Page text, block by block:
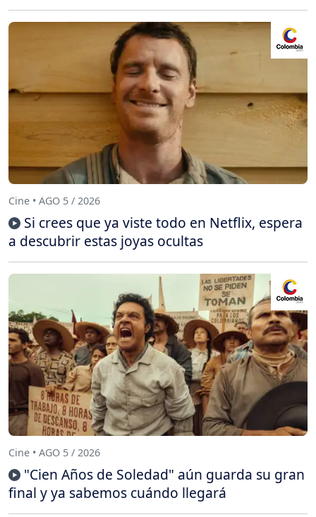
Cine • AGO 5 / 2026
Si crees que ya viste todo en Netflix, espera
a descubrir estas joyas ocultas
Cine • AGO 5 / 2026
"Cien Años de Soledad" aún guarda su gran
final y ya sabemos cuándo llegará